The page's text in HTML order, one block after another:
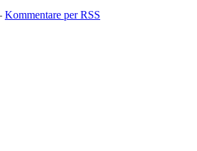
Kommentare per RSS